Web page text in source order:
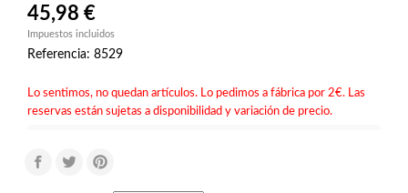
45,98 €
Impuestos incluidos
Referencia: 8529
Lo sentimos, no quedan artículos. Lo pedimos a fábrica por 2€. Las
reservas están sujetas a disponibilidad y variación de precio.